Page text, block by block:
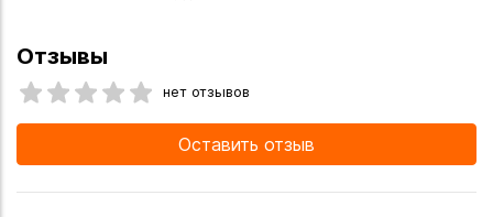
Отзывы
нет отзывов
Оставить отзыв